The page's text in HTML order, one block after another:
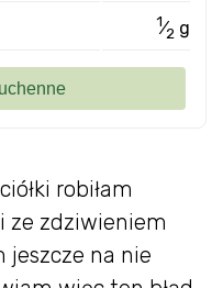
robiłam
ze zdziwieniem
jeszcze na nie
1⁄2 g